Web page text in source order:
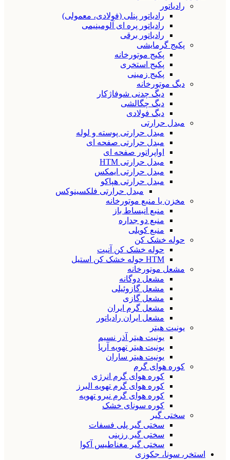
رادیاتور
رادیاتور پنلی (فولادی، معمولی)
رادیاتور پره ای آلومینیمی
رادیاتور برقی
پکیج گرمایشی
پکیج موتورخانه
پکیج استخری
پکیج زمینی
دیگ موتورخانه
دیگ چدنی شوفاژکار
دیگ چگالشی
دیگ فولادی
مبدل حرارتی
مبدل حرارتی پوسته و لوله
مبدل حرارتی صفحه ای
اواپراتور صفحه ای
مبدل حرارتی HTM
مبدل حرارتی ایمکس
مبدل حرارتی هپاکو
مبدل حرارتی فلکسینوکس
مخزن یا منبع موتورخانه
منبع انبساط باز
منبع دو جداره
منبع کویلی
حوله خشک کن
حوله خشک کن آنیت
HTM حوله خشک کن استیل
مشعل موتورخانه
مشعل دوگانه
مشعل گازوئیلی
مشعل گازی
مشعل گرم ایران
مشعل ایران رادیاتور
یونیت هیتر
یونیت هیتر آذر نسیم
یونیت هیتر تهویه آریا
یونیت هیتر ساران
کوره هوای گرم
کوره هوای گرم انرژی
کوره هوای گرم تهویه البرز
کوره هوای گرم نیرو تهویه
کوره سونای خشک
سختی گیر
سختی گیر پلی فسفات
سختی گیر رزینی
سختی گیر مغناطیس آکوا
استخر، سونا، جکوزی